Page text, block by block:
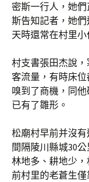
密斯一行人，她
斯告知記者，她
天時還常在村里小
村支書張田杰說
客流量，有時床
嗅到了商機，同
已有了雛形。
松廟村早前并沒
間隔陵川縣城30
林地多、耕地少
前村里的老蒼生